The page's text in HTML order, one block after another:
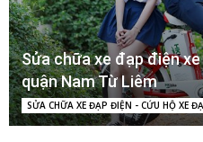
Sửa chữa xe đạp điện
quận Nam Từ Liêm
SỬA CHỮA XE ĐẠP ĐIỆN - CỨU HỘ XE